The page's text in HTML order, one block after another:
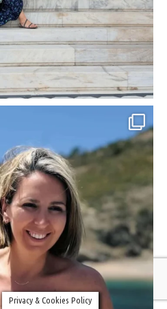
Privacy & Cookies Policy